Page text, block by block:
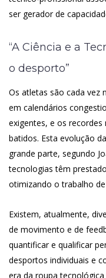
ser gerador de
“A Ciência e a
o desporto”
Os atletas são cada vez
em calendários
exigentes, e os
batidos. Esta evolução
grande parte, segundo
tecnologias têm
otimizando o trabalho
Existem, atualmente,
de movimento e de
quantificar e qualificar
desportos individuais e
era da roupa